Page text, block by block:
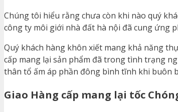
Chúng tôi hiểu rằng chưa còn khi nào quý
công ty môi giới nhà đất hà nội đã cung ứng
Quý khách hàng khôn xiết mang khả năng
cấp mang lại sản phẩm đã trong tình trạng
thân tổ ấm áp phần đông bình tĩnh khi buôn
Giao Hàng cấp mang lại tốc